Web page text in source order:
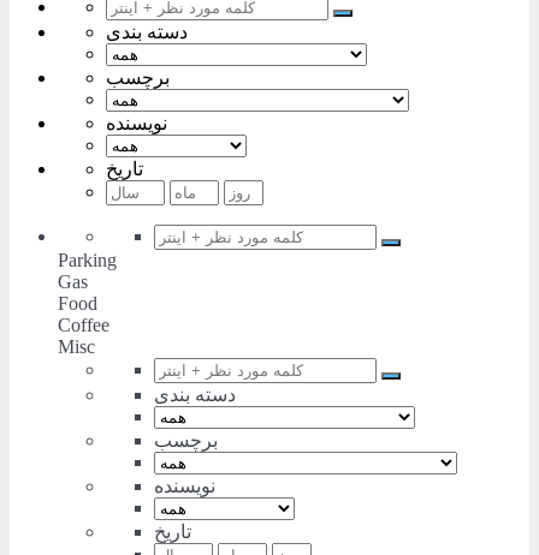
دسته بندی
برچسب
نویسنده
تاریخ
Parking
Gas
Food
Coffee
Misc
دسته بندی
برچسب
نویسنده
تاریخ